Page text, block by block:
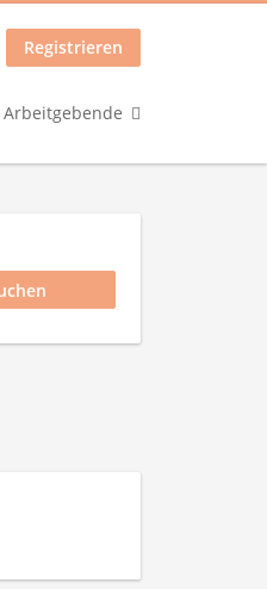
Registrieren
Arbeitgebende